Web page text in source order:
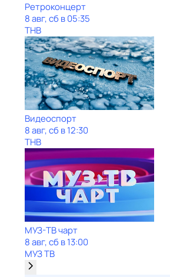
Ретроконцерт
8 авг, сб в 05:35
ТНВ
Видеоспорт
8 авг, сб в 12:30
ТНВ
МУЗ-ТВ чарт
8 авг, сб в 13:00
МУЗ ТВ